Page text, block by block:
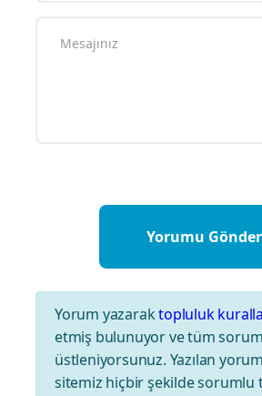
Yorum yazaraktopluluk
etmiş bulunuyor ve tüm
üstleniyorsunuz. Yazılan
sitemiz hiçbir şekilde sorumlu